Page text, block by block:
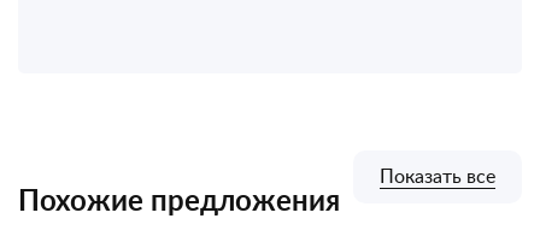
Похожие предложения
Показать все